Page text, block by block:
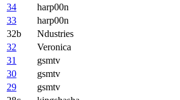
34
harp00n
33
harp00n
32b
Ndustries
32
Veronica
31
gsmtv
30
gsmtv
29
gsmtv